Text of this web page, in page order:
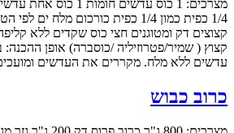
קצוץ ( שמיר/פטרוזיליה /כוסברה) אופן
עדשים ללא מלח. מקררים את העדשים
כרוב כבוש